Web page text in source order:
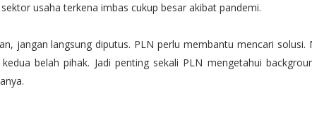
usaha terkena imbas cukup besar akibat pandemi.
jangan langsung diputus. PLN perlu membantu mencari solusi.
belah pihak. Jadi penting sekali PLN mengetahui